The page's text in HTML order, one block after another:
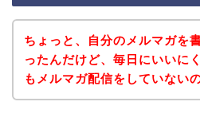
ちょっと、自分のメルマガを
ったんだけど、毎日にいいに
もメルマガ配信をしていない